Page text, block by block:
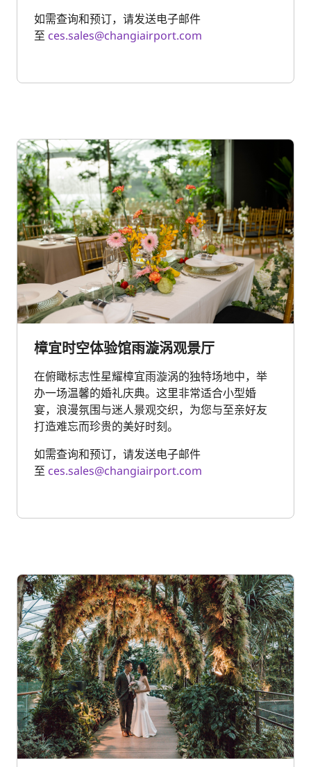
如需查询和预订，请发送电子邮件
至 ces.sales@changiairport.com
樟宜时空体验馆雨漩涡观景厅
在俯瞰标志性星耀樟宜雨漩涡的独特场地中，举
办一场温馨的婚礼庆典。这里非常适合小型婚
宴，浪漫氛围与迷人景观交织，为您与至亲好友
打造难忘而珍贵的美好时刻。
如需查询和预订，请发送电子邮件
至 ces.sales@changiairport.com